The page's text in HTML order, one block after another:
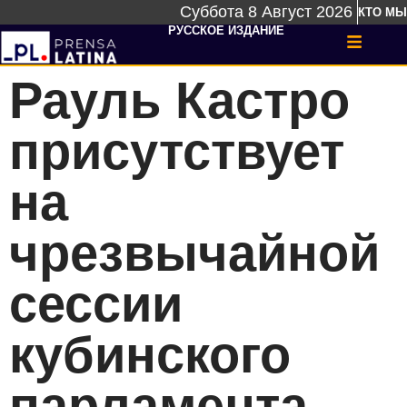
Суббота 8 Август 2026 КТО МЫ
РУССКОЕ ИЗДАНИЕ
Рауль Кастро
присутствует
на
чрезвычайной
сессии
кубинского